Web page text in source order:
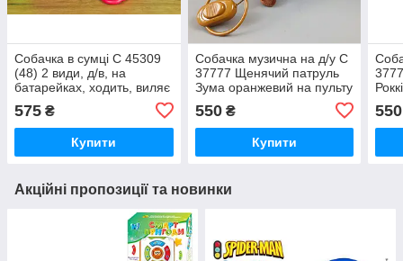
Собачка в сумці С 45309
(48) 2 види, д/в, на
батарейках, ходить, виляє
українською мовою, в
575 ₴
Купити
Собачка музична на д/у С
37777 Щенячий патруль
Зума оранжевий на пульту
англ. мовою
550₴
Купити
550
Акційні пропозиції та новинки